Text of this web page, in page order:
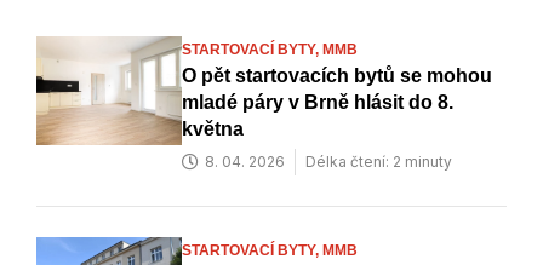
STARTOVACÍ BYTY, MMB
O pět startovacích bytů se mohou
mladé páry v Brně hlásit do 8.
května
8. 04. 2026 Délka čtení: 2 minuty
STARTOVACÍ BYTY, MMB